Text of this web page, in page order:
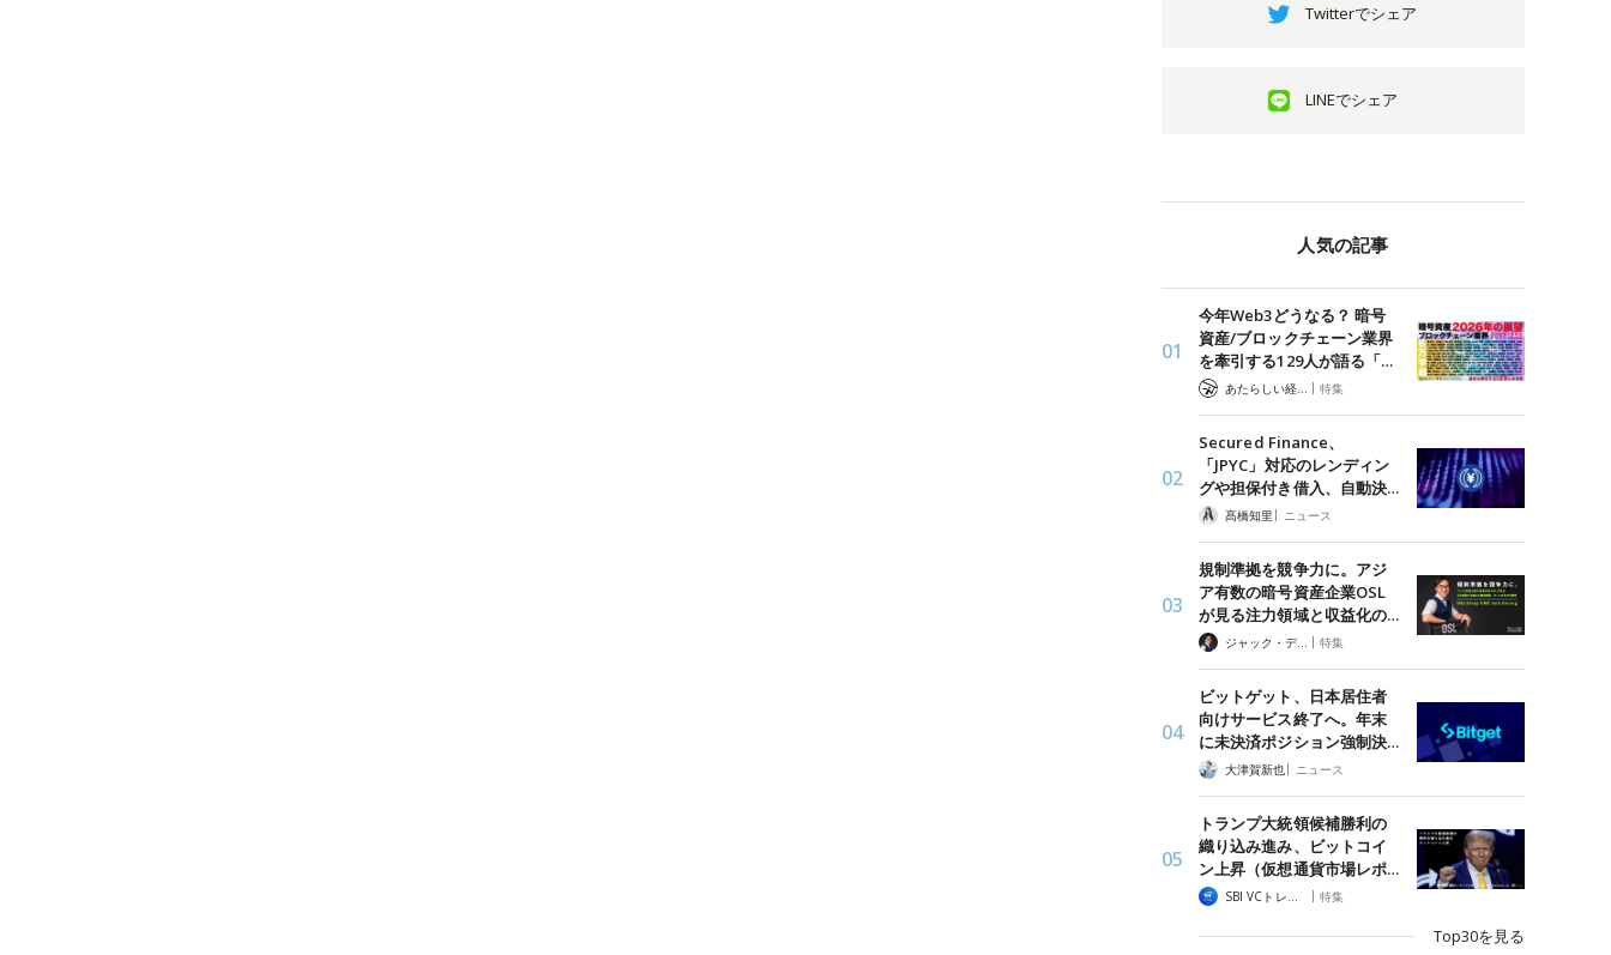
Twitterでシェア
LINEでシェア
人気の記事
今年Web3どうなる？ 暗号
資産/ブロックチェーン業界
を牽引する129人が語る「…
| 特集
Secured Finance、
「JPYC」対応のレンディン
グや担保付き借入、自動決…
髙橋知里 | ニュース
規制準拠を競争力に。アジ
ア有数の暗号資産企業OSL
が見る注力領域と収益化の…
ジャック・デロン（Jack Derong） | 特集
ビットゲット、日本居住者
向けサービス終了へ。年末
に未決済ポジション強制決…
大津賀新也| ニュース
トランプ大統領候補勝利の
織り込み進み、ビットコイ
ン上昇（仮想通貨市場レポ…
| 特集
Top30を見る